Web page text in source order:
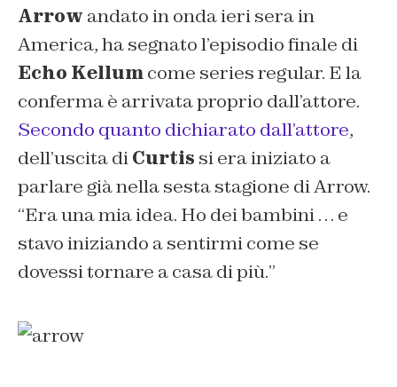
Arrow andato in onda ieri sera in
America, ha segnato l’episodio finale di
Echo Kellumcome series regular. E la
conferma è arrivata proprio dall’attore.
Secondo quanto dichiarato dall’attore,
dell’uscita diCurtis si era iniziato a
parlare già nella sesta stagione di Arrow.
“Era una mia idea. Ho dei bambini … e
stavo iniziando a sentirmi come se
dovessi tornare a casa di più.”